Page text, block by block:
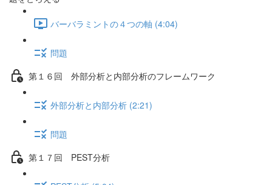
バーバラミントの４つの軸 (4:04)
問題
第１６回 外部分析と内部分析のフレームワーク
外部分析と内部分析 (2:21)
問題
第１７回 PEST分析